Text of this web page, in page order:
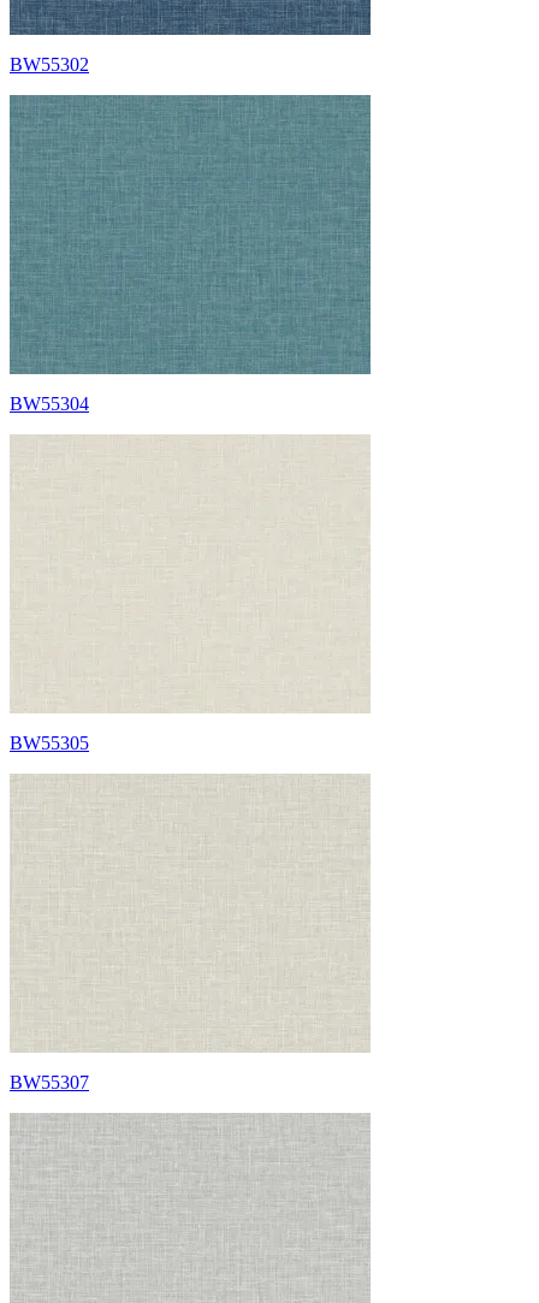
BW55302
BW55304
BW55305
BW55307